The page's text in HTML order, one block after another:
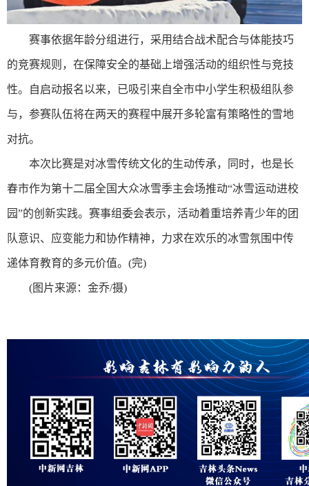
赛事依据年龄分组进行，采用结合战术配合与体能技巧
的竞赛规则，在保障安全的基础上增强活动的组织性与竞技
性。自启动报名以来，已吸引来自全市中小学生积极组队参
与，参赛队伍将在两天的赛程中展开多轮富有策略性的雪地
对抗。
本次比赛是对冰雪传统文化的生动传承，同时，也是长
春市作为第十二届全国大众冰雪季主会场推动“冰雪运动进校
园”的创新实践。赛事组委会表示，活动着重培养青少年的团
队意识、应变能力和协作精神，力求在欢乐的冰雪氛围中传
递体育教育的多元价值。(完)
(图片来源：金乔/摄)